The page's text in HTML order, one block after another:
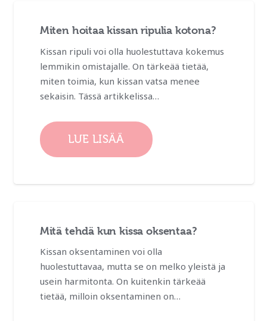
Miten hoitaa kissan ripulia kotona?
Kissan ripuli voi olla huolestuttava kokemus
lemmikin omistajalle. On tärkeää tietää,
miten toimia, kun kissan vatsa menee
sekaisin. Tässä artikkelissa…
LUE LISÄÄ
Mitä tehdä kun kissa oksentaa?
Kissan oksentaminen voi olla
huolestuttavaa, mutta se on melko yleistä ja
usein harmitonta. On kuitenkin tärkeää
tietää, milloin oksentaminen on…